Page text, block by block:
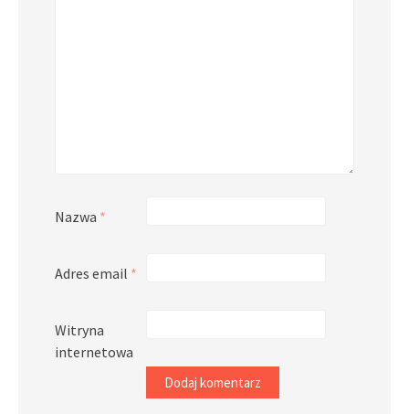
Nazwa *
Adres email *
Witryna
internetowa